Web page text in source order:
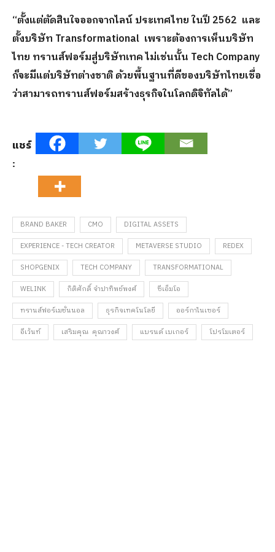
“ตั้งแต่ตัดสินใจออกจากไลน์ ประเทศไทย ในปี 2562 และ
ตั้งบริษัท Transformational เพราะต้องการเห็นบริษัท
ไทย ทรานส์ฟอร์มสู่บริษัทเทค ไม่เช่นนั้น Tech Company
ก็จะมีแต่บริษัทต่างชาติ ด้วยพื้นฐานที่ดีของบริษัทไทยเชื่อ
ว่าสามารถทรานส์ฟอร์มสร้างธุรกิจในโลกดิจิทัลได้”
แชร์
:
BRAND BAKER CMO
DIGITAL ASSETS
EXPERIENCE - TECH CREATOR
METAVERSE STUDIO
REDEX
SHOPGENIX
TECH COMPANY
TRANSFORMATIONAL
WELINK
กิติศักดิ์ จำปาทิพย์พงศ์
ซีเอ็มโอ
ทรานส์ฟอร์เมชั่นนอล
ธุรกิจเทคโนโลยี
ออร์กาไนเซอร์
อีเว้นท์
เสริมคุณ คุณาวงศ์ แบรนด์ เบเกอร์ โปรโมเตอร์